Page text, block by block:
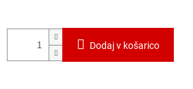
Dodaj v košarico